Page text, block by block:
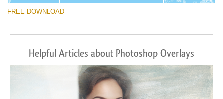
FREE DOWNLOAD
Helpful Articles about Photoshop Overlays